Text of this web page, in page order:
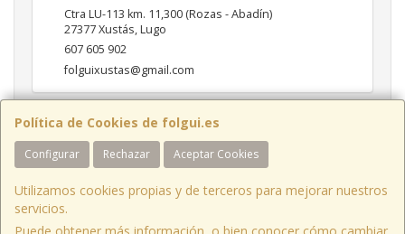
Política de Cookies de folgui.es
Configurar Rechazar Aceptar Cookies
Utilizamos cookies propias y de terceros para mejorar nuestros
servicios.
Ctra LU-113 km. 11,300 (Rozas - Abadín)
27377Xustás,Lugo
607 605 902
folguixustas@gmail.com
Horario
Lunes a viernes de 10:00 a 14:00 y de 16:00 a 20:00.
Sábados de 10:00 a 14:00 y de 16:00 a 19:00